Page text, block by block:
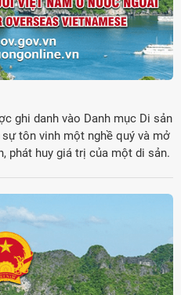
ghi danh vào Danh mục Di sản
tôn vinh một nghề quý và mở
phát huy giá trị của một di sản.